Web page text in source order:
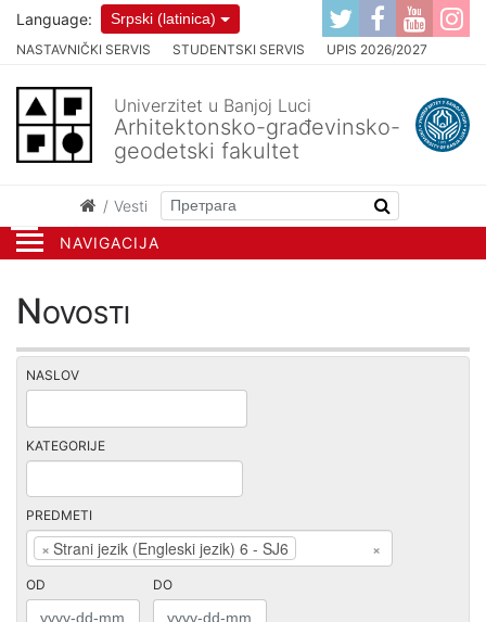
NAVIGACIJA
NASTAVNIČKI SERVIS STUDENTSKI SERVIS UPIS 2026/2027
Language: Srpski (latinica)
Univerzitet u Banjoj Luci
Arhitektonsko-građevinsko-
geodetski fakultet
Vesti
Novosti
NASLOV
KATEGORIJE
PREDMETI
×
× Strani jezik (Engleski jezik) 6 - SJ6
OD DO